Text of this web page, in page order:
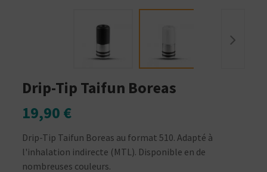
Drip-Tip Taifun Boreas
19,90 €
Drip-Tip Taifun Boreas au format 510. Adapté à
l'inhalation indirecte (MTL). Disponible en de
nombreuses couleurs.